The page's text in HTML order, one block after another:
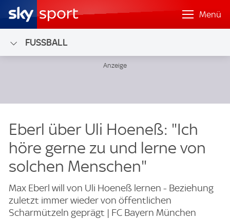
Menü
FUSSBALL
Eberl über Uli Hoeneß: "Ich
höre gerne zu und lerne von
solchen Menschen"
Max Eberl will von Uli Hoeneß lernen - Beziehung
zuletzt immer wieder von öffentlichen
Scharmützeln geprägt | FC Bayern München